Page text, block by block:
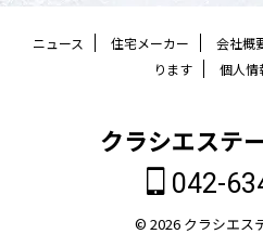
ニュース 住宅メーカー 会社概
ります
個人情
クラシエステ
042-
© 2026 クラシエス